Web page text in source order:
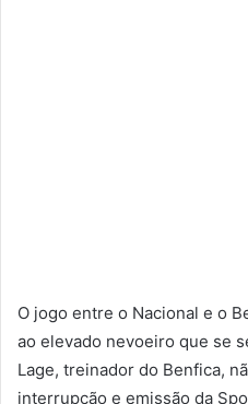
O jogo entre o Nacional e o
ao elevado nevoeiro que se
Lage, treinador do Benfica,
interrupção e emissão da